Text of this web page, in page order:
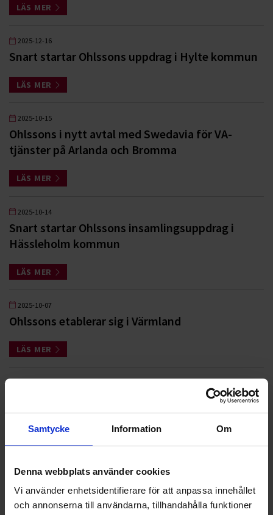
Samtycke Information Om
Denna webbplats använder cookies
Vi använder enhetsidentifierare för att anpassa innehållet
och annonserna till användarna, tillhandahålla funktioner
LÄS MER
2025-12-16
Snart startar Ohlssons uppdrag i Hylte kommun
LÄS MER
2025-10-15
Ohlssons i nytt avtal med Swedavia för VA-
tjänster på Arlanda och Bromma
LÄS MER
2025-10-14
Snart startar Ohlssons insamlingsuppdrag i
Hässleholm kommun
LÄS MER
2025-10-07
Ohlssons etablerar sig i Värmland
LÄS MER
LÄS MER
Ohlssons i nytt flerårigt avtal med Staffanstorps
kommun